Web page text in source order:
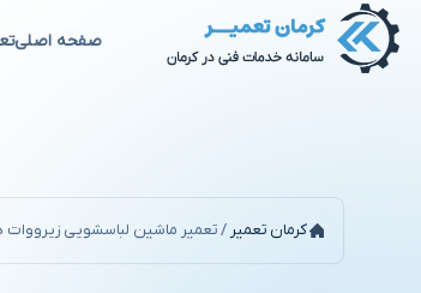
صفحه اصلی
کرمان تعمیر /تعمیر ماشین لباسشویی زیرووات